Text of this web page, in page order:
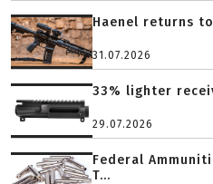
Haenel returns
31.07.2026
33% lighter
29.07.2026
Federal
T...